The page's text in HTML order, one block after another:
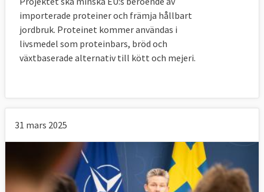
importerade proteiner och främja hållbart
jordbruk. Proteinet kommer användas i
livsmedel som proteinbars, bröd och
växtbaserade alternativ till kött och mejeri.
31 mars 2025